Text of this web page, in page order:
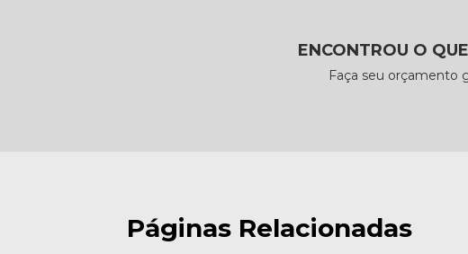
ENCONTROU O
Faça seu orçamento
Páginas Relacionadas